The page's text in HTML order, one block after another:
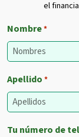
el
Nombre*
Apellido *
Tu número de